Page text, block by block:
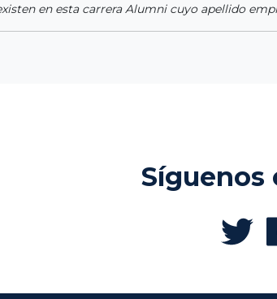
en esta carrera Alumni cuyo apellido
Síguenos